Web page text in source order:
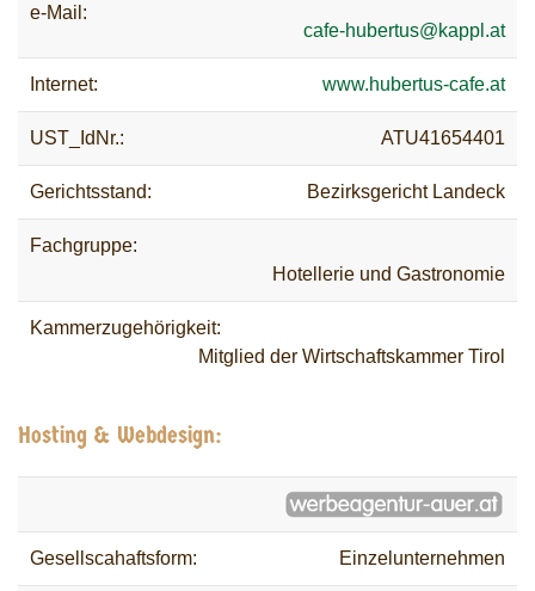
e-Mail:
cafe-hubertus@kappl.at
Internet: www.hubertus-cafe.at
UST_IdNr.: ATU41654401
Gerichtsstand: Bezirksgericht Landeck
Fachgruppe:
Hotellerie und Gastronomie
Kammerzugehörigkeit:
Mitglied der Wirtschaftskammer Tirol
Hosting & Webdesign:
Gesellscahaftsform: Einzelunternehmen